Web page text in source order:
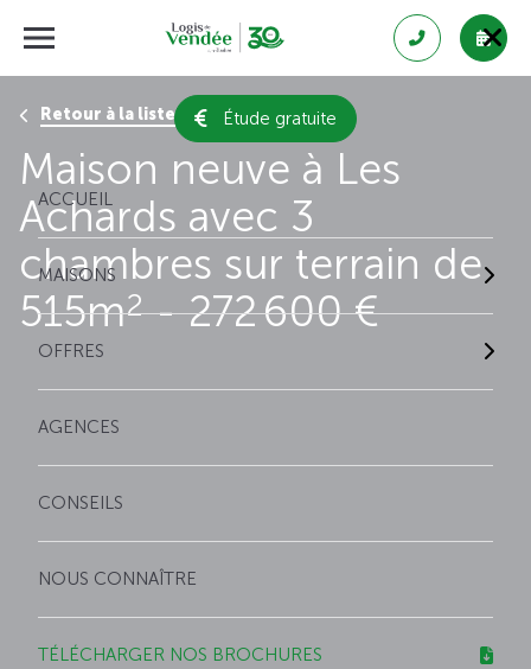
Étude gratuite
ACCUEIL
MAISONS
OFFRES
AGENCES
CONSEILS
NOUS CONNAÎTRE
TÉLÉCHARGER NOS BROCHURES
Retour à la liste des résultats
Maison neuve à Les
Achards avec 3
chambres sur terrain de
515m2- 272 600 €